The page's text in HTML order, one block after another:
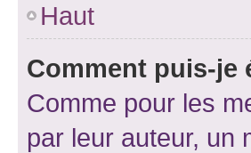
Haut
Comment puis-je
Comme pour les
par leur auteur, un